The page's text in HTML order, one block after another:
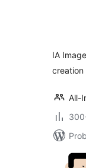
IA
creation
All-